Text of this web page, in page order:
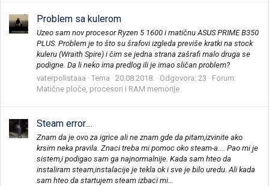
Problem sa kulerom
Uzeo sam nov procesor Ryzen 5 1600 i matičnu ASUS PRIME B350
PLUS. Problem je to što su šrafovi izgleda previše kratki na stock
kuleru (Wraith Spire) i čim se jedna strana zašrafi malo druga se
podigne. Da li neko ima predlog ili je imao sličan problem?
vaterpolistaaa
Tema 20.08.2018. Odgovora: 23
Forum:
Matične ploče, procesori i RAM memorije
Steam error....
Znam da je ovo za igrice ali ne znam gde da pitam,izvinite ako
krsim neka pravila. Znaci treba mi pomoc oko steam-a.... Pao mi je
sistem,i podigao sam ga najnormalnije. Kada sam hteo da
instaliram steam,instalacije je tekla ok i sve je bilo uredu. Ali kada
sam hteo da startujem steam izbaci mi...